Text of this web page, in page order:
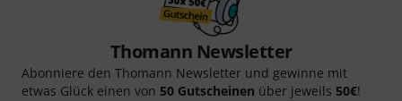
Thomann Newsletter
Abonniere den Thomann Newsletter und gewinne mit
etwas Glück einen von 50 Gutscheinen über jeweils 50€!